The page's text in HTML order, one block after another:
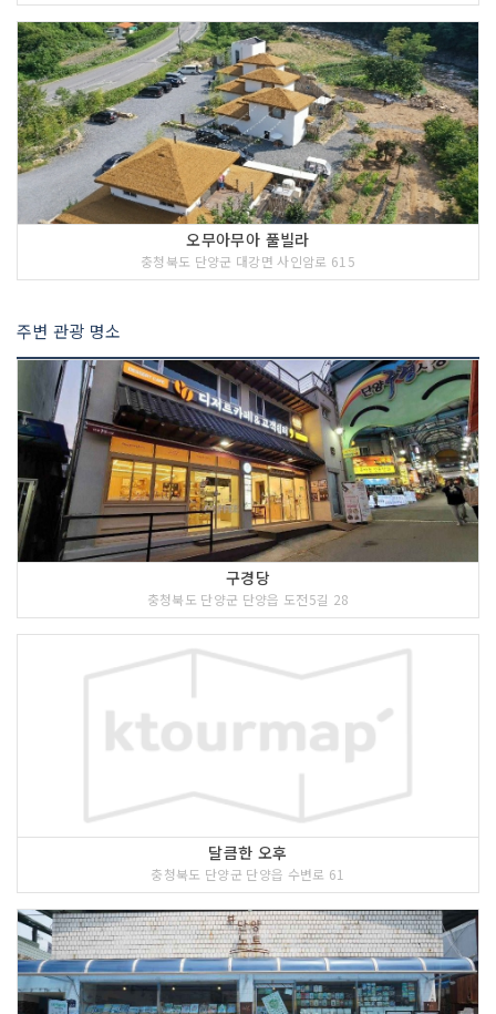
오무아무아 풀빌라
충청북도 단양군 대강면 사인암로 615
주변 관광 명소
구경당
충청북도 단양군 단양읍 도전5길 28
달큼한 오후
충청북도 단양군 단양읍 수변로 61